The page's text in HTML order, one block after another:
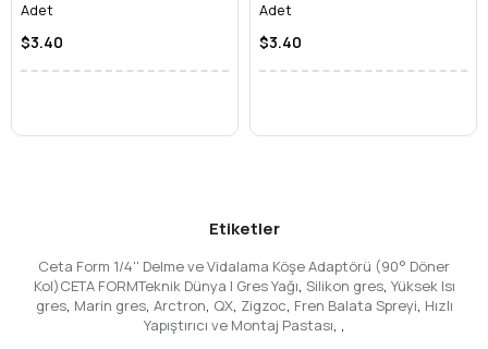
Adet
$3.40
Adet
$3.40
Etiketler
Ceta Form 1/4'' Delme ve Vidalama Köşe Adaptörü (90° Döner
Kol)CETA FORMTeknik Dünya | Gres Yağı, Silikon gres, Yüksek Isı
gres, Marin gres, Arctron, QX, Zigzoc, Fren Balata Spreyi, Hızlı
Yapıştırıcı ve Montaj Pastası, ,